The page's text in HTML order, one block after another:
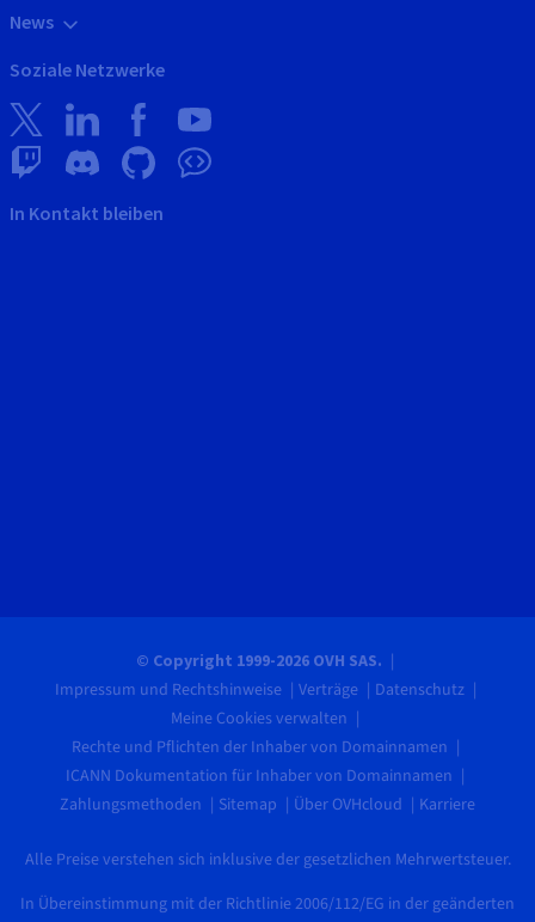
News
Soziale Netzwerke
In Kontakt bleiben
© Copyright 1999-2026 OVH SAS.
Impressum und Rechtshinweise Verträge
Datenschutz
Meine Cookies verwalten
Rechte und Pflichten der Inhaber von Domainnamen
ICANN Dokumentation für Inhaber von Domainnamen
Zahlungsmethoden
Sitemap Über OVHcloud Karriere
Alle Preise verstehen sich inklusive der gesetzlichen Mehrwertsteuer.
In Übereinstimmung mit der Richtlinie 2006/112/EG in der geänderten